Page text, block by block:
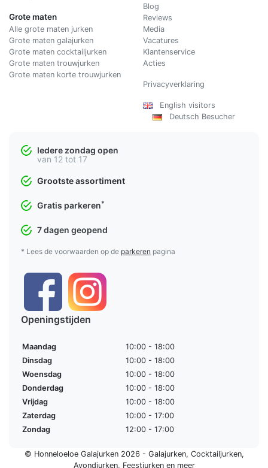
Grote maten
Alle grote maten jurken
Grote maten galajurken
Grote maten cocktailjurken
Grote maten trouwjurken
Grote maten korte trouwjurken
Blog
Reviews
Media
Vacatures
Klantenservice
Acties
Privacyverklaring
English visitors
Deutsch Besucher
Iedere zondag open
van 12 tot 17
Grootste assortiment
Gratis parkeren*
7 dagen geopend
* Lees de voorwaarden op de parkeren pagina
Openingstijden
Maandag
10:00 - 18:00
Dinsdag
10:00 - 18:00
Woensdag
10:00 - 18:00
Donderdag
10:00 - 18:00
Vrijdag
10:00 - 18:00
Zaterdag
10:00 - 17:00
Zondag
12:00 - 17:00
© Honneloeloe Galajurken 2026 - Galajurken, Cocktailjurken,
Avondjurken, Feestjurkenen meer